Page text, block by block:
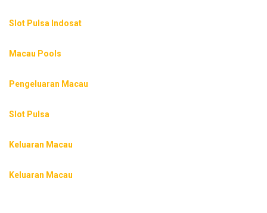
Slot Pulsa Indosat
Macau Pools
Pengeluaran Macau
Slot Pulsa
Keluaran Macau
Keluaran Macau